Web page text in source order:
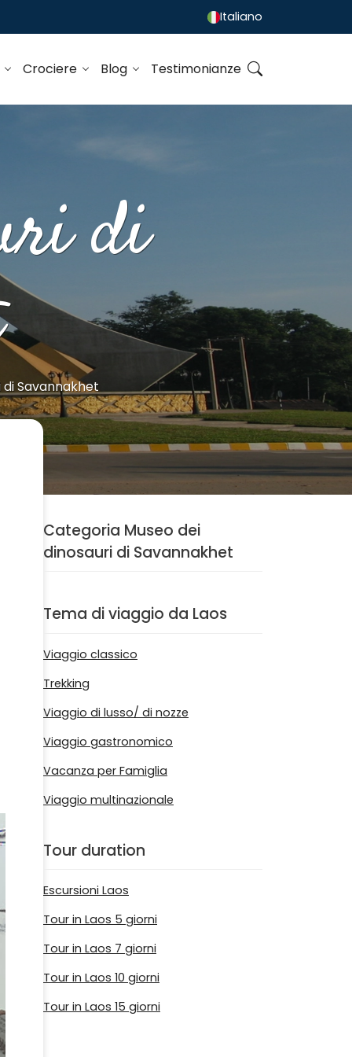
Italiano
Crociere Blog Testimonianze
di
di Savannakhet
Categoria Museo dei
dinosauri di Savannakhet
Tema di viaggio da Laos
Viaggio classico
Trekking
Viaggio di lusso/ di nozze
Viaggio gastronomico
Vacanza per Famiglia
Viaggio multinazionale
Tour duration
Escursioni Laos
Tour in Laos 5 giorni
Tour in Laos 7 giorni
Tour in Laos 10 giorni
Tour in Laos 15 giorni